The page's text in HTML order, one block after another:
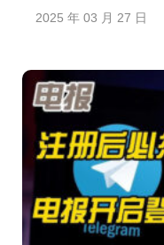
2025 年 03 月 27 日